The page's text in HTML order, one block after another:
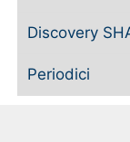
Discovery
Periodici